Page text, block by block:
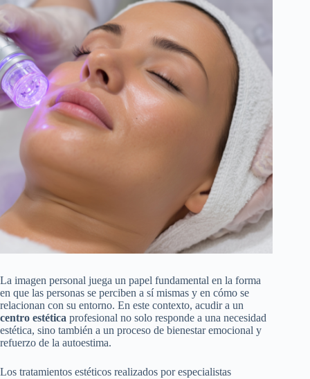
La imagen personal juega un papel fundamental en la forma
en que las personas se perciben a sí mismas y en cómo se
relacionan con su entorno. En este contexto, acudir a un
centro estética profesional no solo responde a una necesidad
estética, sino también a un proceso de bienestar emocional y
refuerzo de la autoestima.
Los tratamientos estéticos realizados por especialistas